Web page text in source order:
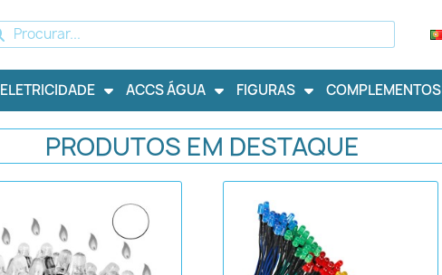
ELETRICIDADE ACCS ÁGUA FIGURAS COMPLEMENTOS
PRODUTOS EM DESTAQUE